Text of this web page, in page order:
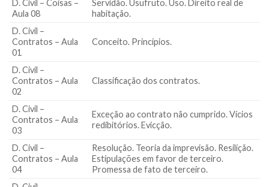
D. Civil – Coisas –
Aula 08
Servidão. Usufruto. Uso. Direito real de
habitação.
D. Civil –
Contratos – Aula
01
Conceito. Princípios.
D. Civil –
Contratos – Aula
02
Classificação dos contratos.
D. Civil –
Contratos – Aula
03
Exceção ao contrato não cumprido. Vícios
redibitórios. Evicção.
D. Civil –
Contratos – Aula
04
Resolução. Teoria da imprevisão. Resilição.
Estipulações em favor de terceiro.
Promessa de fato de terceiro.